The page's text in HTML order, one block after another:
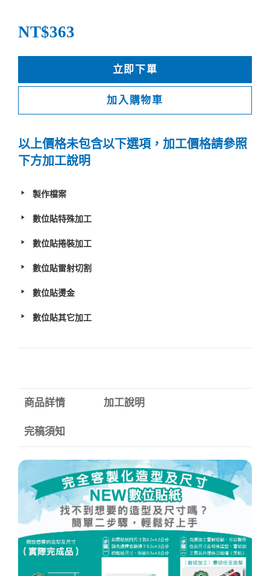
NT$363
立即下單
加入購物車
以上價格未包含以下選項，加工價格請參照
下方加工說明
製作檔案
數位貼特殊加工
數位貼捲裝加工
數位貼雷射切割
數位貼燙金
數位貼其它加工
商品詳情 加工說明
完稿須知